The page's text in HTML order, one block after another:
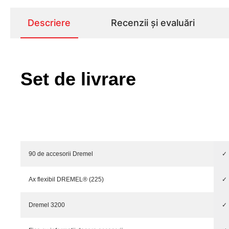
Descriere Recenzii și evaluări
Set de livrare
90 de accesorii Dremel ✓
Ax flexibil DREMEL® (225) ✓
Dremel 3200 ✓